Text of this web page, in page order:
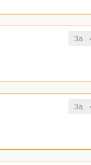
За
За